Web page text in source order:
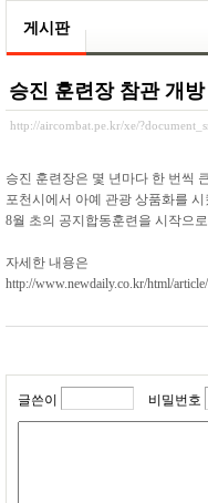
게시판
승진 훈련장 참관 개방
http://aircombat.pe.kr/xe/
승진 훈련장은 몇 년마다 한 번씩
포천시에서 아예 관광 상품화를 시
8월 초의 공지합동훈련을 시작으
자세한 내용은
http://www.newdaily.co.kr/html/
글쓴이 비밀번호